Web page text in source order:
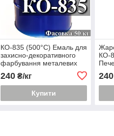
КО-835 (500°С) Емаль для
захисно-декоративного
фарбування металевих
240₴/кг
Купити
КО-
240